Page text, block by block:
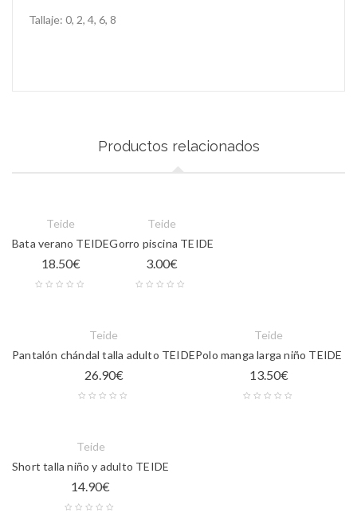
Tallaje: 0, 2, 4, 6, 8
Productos relacionados
Teide
Bata verano TEIDE
18.50€
Teide
Gorro piscina TEIDE
3.00€
Teide
Pantalón chándal talla adulto TEIDE
26.90€
Teide
Polo manga larga niño TEIDE
13.50€
Teide
Short talla niño y adulto TEIDE
14.90€